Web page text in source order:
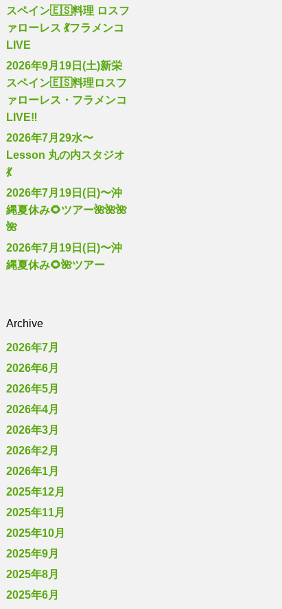
スペイン🇪🇸料理 ロスフ
ァローレス 💃フラメンコ
LIVE
2026年9月19日(土)新栄
スペイン🇪🇸料理ロスフ
ァローレス・フラメンコ
LIVE‼️
2026年7月29水〜
Lesson 丸の内スタジオ
💃
2026年7月19日(日)〜沖
縄夏休み🌻ツアー🌺🌺🌺
🌺
2026年7月19日(日)〜沖
縄夏休み🌻🌺ツアー
Archive
2026年7月
2026年6月
2026年5月
2026年4月
2026年3月
2026年2月
2026年1月
2025年12月
2025年11月
2025年10月
2025年9月
2025年8月
2025年6月